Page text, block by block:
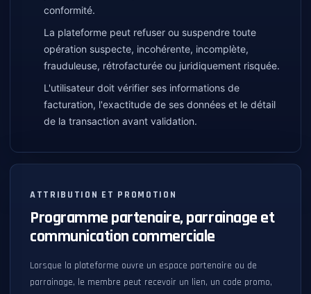
conformité.
La plateforme peut refuser ou suspendre toute
opération suspecte, incohérente, incomplète,
frauduleuse, rétrofacturée ou juridiquement risquée.
L'utilisateur doit vérifier ses informations de
facturation, l'exactitude de ses données et le détail
de la transaction avant validation.
ATTRIBUTION ET PROMOTION
Programme partenaire, parrainage et
communication commerciale
Lorsque la plateforme ouvre un espace partenaire ou de
parrainage, le membre peut recevoir un lien, un code promo,